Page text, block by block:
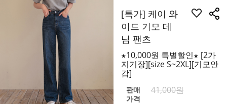
[특가] 케이 와
이드 기모 데
님 팬츠
★10,000원 특별할인★ [2가
지기장][size S~2XL][기모안
감]
판매
가격
41,000원